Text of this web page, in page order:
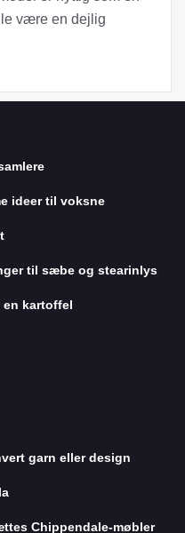
være en dejlig
ideer til voksne
til sæbe og stearinlys
en kartoffel
garn eller design
Chippendale-møbler